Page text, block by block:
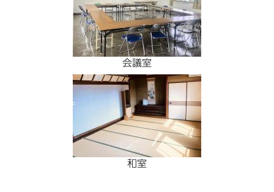
会議室
和室